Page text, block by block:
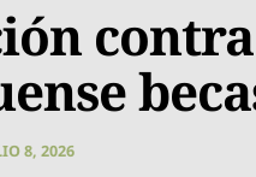
8, 2026